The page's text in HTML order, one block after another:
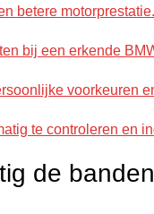
betere motorprestatie.
bij een erkende
voorkeuren
te controleren en
de